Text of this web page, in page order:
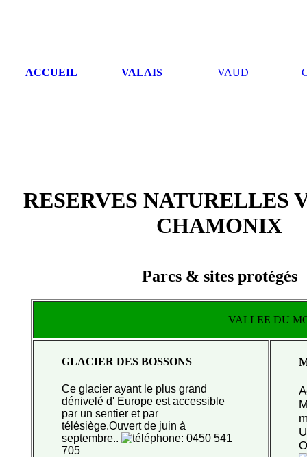
ACCUEIL VALAIS VAUD
RESERVES NATURELLES
CHAMONIX
Parcs & sites protégés
VALLEE DU
GLACIER DES BOSSONS
Ce glacier ayant le plus grand
dénivelé d' Europe estaccessible
par un sentier et par
télésiège.Ouvert de juin à
septembre..
: 0450 541
705